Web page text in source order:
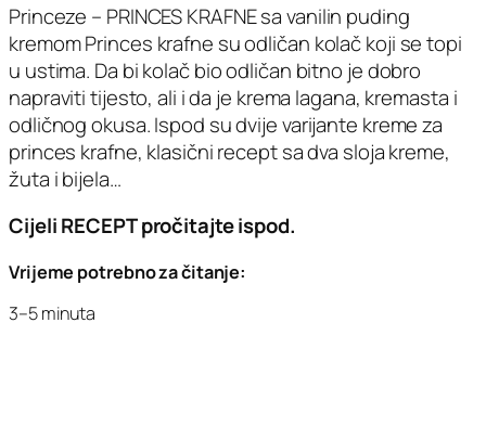
Princeze – PRINCES KRAFNE sa vanilin puding
kremom Princes krafne su odličan kolač koji se topi
u ustima. Da bi kolač bio odličan bitno je dobro
napraviti tijesto, ali i da je krema lagana, kremasta i
odličnog okusa. Ispod su dvije varijante kreme za
princes krafne, klasični recept sa dva sloja kreme,
žuta i bijela…
Cijeli RECEPT pročitajte ispod.
Vrijeme potrebno za čitanje:
3–5 minuta